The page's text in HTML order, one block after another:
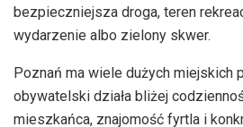
bezpieczniejsza droga, teren
wydarzenie albo zielony skwer.
Poznań ma wiele dużych miejskich
obywatelski działa bliżej
mieszkańca, znajomość fyrtla i